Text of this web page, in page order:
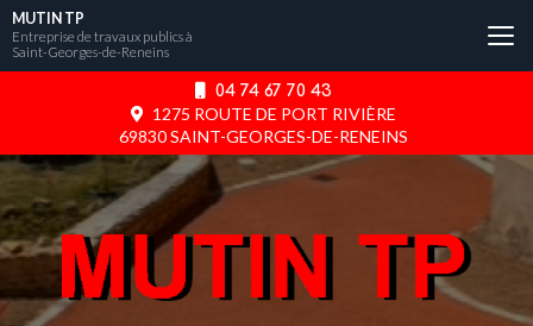
Aller
au
contenu
04 74 67 70 43
1275 ROUTE DE PORT RIVIÈRE
69830 SAINT-GEORGES-DE-RENEINS
MUTIN TP
Entreprise de travaux publics à
Saint-Georges-de-Reneins